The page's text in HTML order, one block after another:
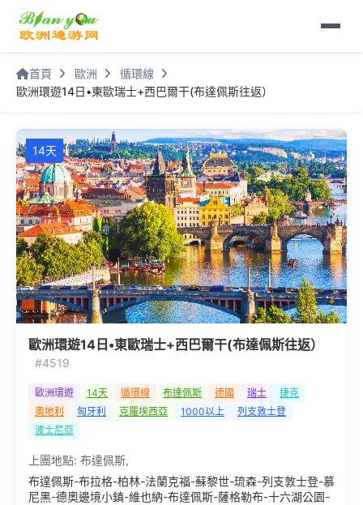
首頁 歐洲
循環線
歐洲環遊14日•東歐瑞士+西巴爾干(布達佩斯往返）
14天
歐洲環遊14日•東歐瑞士+西巴爾干(布達佩斯往返）
#4519
歐洲環遊 14天 循環線 布達佩斯 德國 瑞士
捷克
奧地利
匈牙利 克羅埃西亞 1000以上
列支敦士登
波士尼亞
上團地點: 布達佩斯,
布達佩斯-布拉格-柏林-法蘭克福-蘇黎世-琉森-列支敦士登-慕
尼黑-德奧邊境小鎮-維也納-布達佩斯-薩格勒布-十六湖公園-